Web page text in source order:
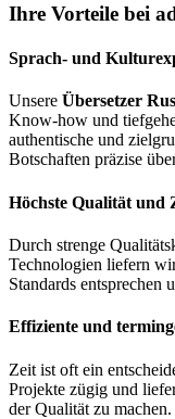
Ihre Vorteile bei
Sprach- und
Unsere Übersetzer
Know-how und
authentische und
Botschaften präzise
Höchste Qualität und
Durch strenge
Technologien liefern
Standards entsprechen
Effiziente und
Zeit ist oft ein
Projekte zügig und
der Qualität zu machen.